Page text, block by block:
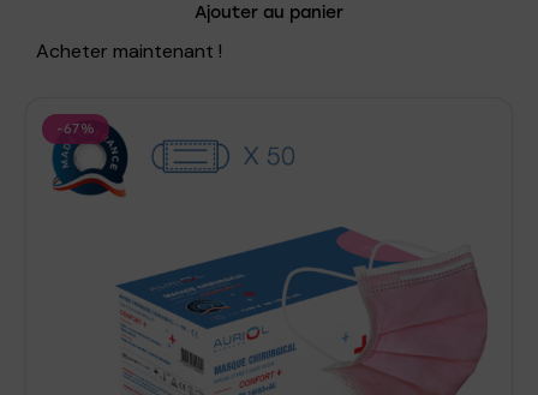
Ajouter au panier
Acheter maintenant !
-67%